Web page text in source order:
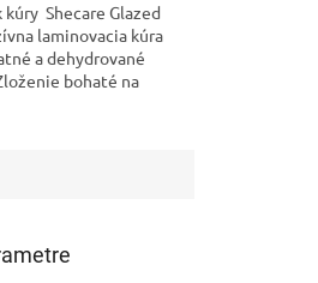
kúry Shecare Glazed
laminovacia kúra
a dehydrované
bohaté na